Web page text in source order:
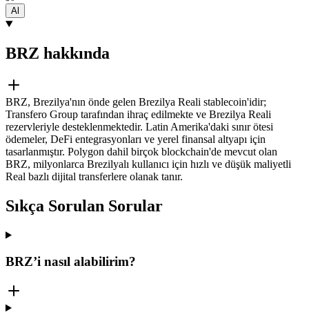
Al
BRZ hakkında
BRZ, Brezilya'nın önde gelen Brezilya Reali stablecoin'idir;
Transfero Group tarafından ihraç edilmekte ve Brezilya Reali
rezervleriyle desteklenmektedir. Latin Amerika'daki sınır ötesi
ödemeler, DeFi entegrasyonları ve yerel finansal altyapı için
tasarlanmıştır. Polygon dahil birçok blockchain'de mevcut olan
BRZ, milyonlarca Brezilyalı kullanıcı için hızlı ve düşük maliyetli
Real bazlı dijital transferlere olanak tanır.
Sıkça Sorulan Sorular
BRZ’i nasıl alabilirim?